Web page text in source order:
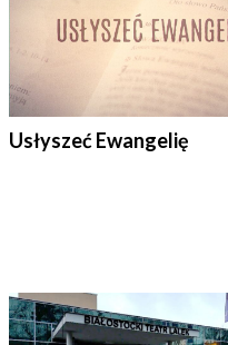
Usłyszeć Ewangelię